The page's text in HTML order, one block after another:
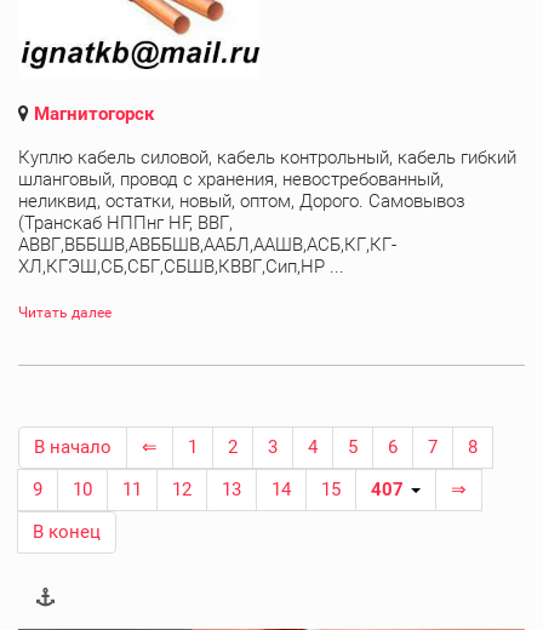
Магнитогорск
Куплю кабель силовой, кабель контрольный, кабель гибкий
шланговый, провод с хранения, невостребованный,
неликвид, остатки, новый, оптом, Дорого. Самовывоз
(Транскаб НППнг HF, ВВГ,
АВВГ,ВББШВ,АВББШВ,ААБЛ,ААШВ,АСБ,КГ,КГ-
ХЛ,КГЭШ,СБ,СБГ,СБШВ,КВВГ,Сип,НР ...
Читать далее
В начало ⇐ 1 2 3 4 5 6 7
8
9
10 11 12 13 14 15 407
⇒
В конец